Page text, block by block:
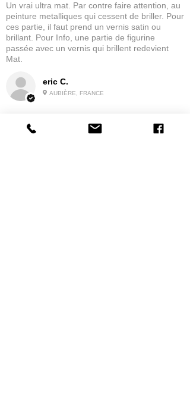
eric C.
AUBIÈRE, FRANCE
Un vrai ultra mat. Par contre faire attention, au
peinture metalliques qui cessent de briller. Pour
ces partie, il faut prend un vernis satin ou
brillant. Pour Info, une partie de figurine
passée avec un vernis qui brillent redevient
Mat.